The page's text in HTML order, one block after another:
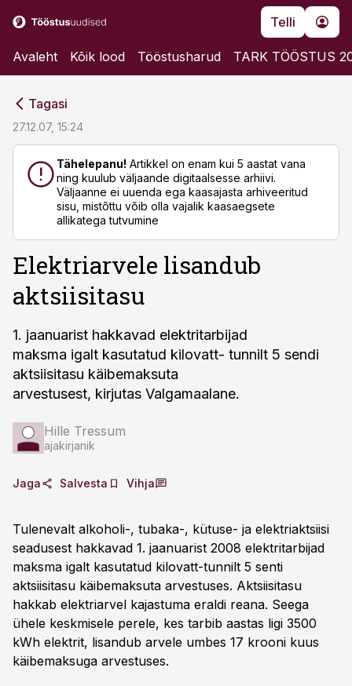
Telli
Avaleht Kõik lood Tööstusharud TARK TÖÖSTUS
Tagasi
27.12.07, 15:24
Tähelepanu! Artikkel on enam kui 5 aastat vana
ning kuulub väljaande digitaalsesse arhiivi.
Väljaanne ei uuenda ega kaasajasta arhiveeritud
sisu, mistõttu võib olla vajalik kaasaegsete
allikatega tutvumine
Elektriarvele lisandub
aktsiisitasu
1. jaanuarist hakkavad elektritarbijad
maksma igalt kasutatud kilovatt- tunnilt 5 sendi
aktsiisitasu käibemaksuta
arvestusest, kirjutas Valgamaalane.
Hille Tressum
ajakirjanik
Jaga Salvesta Vihja
Tulenevalt alkoholi-, tubaka-, kütuse- ja elektriaktsiisi
seadusest hakkavad 1. jaanuarist 2008 elektritarbijad
maksma igalt kasutatud kilovatt-tunnilt 5 senti
aktsiisitasu käibemaksuta arvestuses. Aktsiisitasu
hakkab elektriarvel kajastuma eraldi reana. Seega
ühele keskmisele perele, kes tarbib aastas ligi 3500
kWh elektrit, lisandub arvele umbes 17 krooni kuus
käibemaksuga arvestuses.